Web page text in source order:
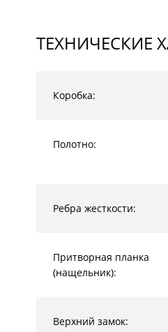
ТЕХНИЧЕСКИЕ
Коробка:
Полотно:
Ребра жесткости:
Притворная планка
(нащельник):
Верхний замок: